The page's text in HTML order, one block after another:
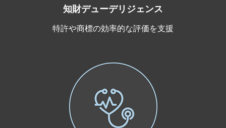
知財デューデリジェンス
特許や商標の効率的な評価を支援